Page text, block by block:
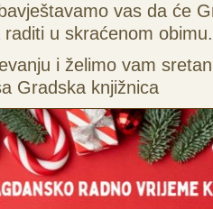
vas da će
u skraćenom obimu.
i želimo vam
Gradska knjižnica